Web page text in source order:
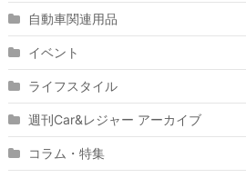
自動車関連用品
イベント
ライフスタイル
週刊Car&レジャー アーカイブ
コラム・特集